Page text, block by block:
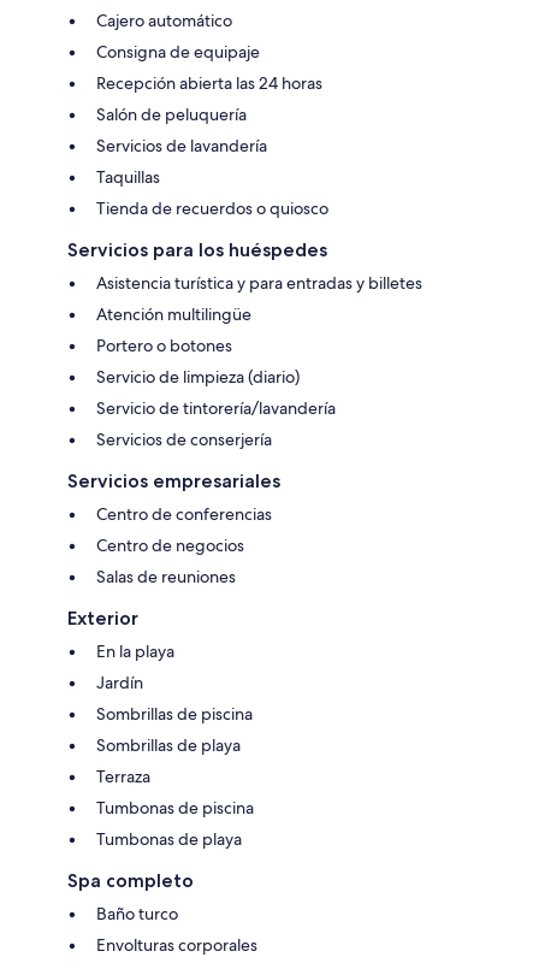
Cajero automático
Consigna de equipaje
Recepción abierta las 24 horas
Salón de peluquería
Servicios de lavandería
Taquillas
Tienda de recuerdos o quiosco
Servicios para los huéspedes
Asistencia turística y para entradas y billetes
Atención multilingüe
Portero o botones
Servicio de limpieza (diario)
Servicio de tintorería/lavandería
Servicios de conserjería
Servicios empresariales
Centro de conferencias
Centro de negocios
Salas de reuniones
Exterior
En la playa
Jardín
Sombrillas de piscina
Sombrillas de playa
Terraza
Tumbonas de piscina
Tumbonas de playa
Spa completo
Baño turco
Envolturas corporales